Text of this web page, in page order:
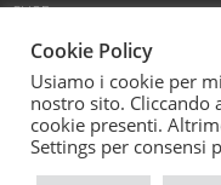
SHOP
CONTATTACI
D’Arpa
Cookie Policy
Usiamo i cookie per
nostro sito. Cliccando
cookie presenti.
Settings per consensi